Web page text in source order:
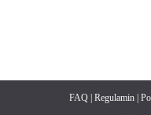
FAQ| Regulamin|